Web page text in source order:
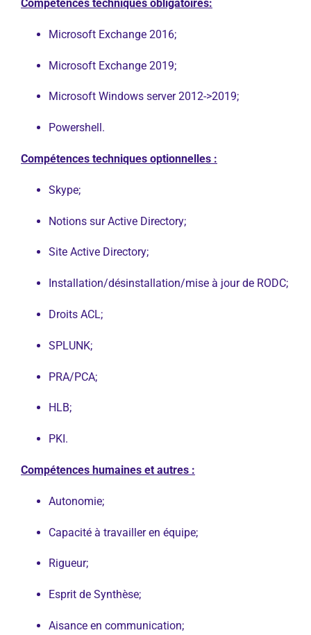
Compétences techniques obligatoires:
Microsoft Exchange 2016;
Microsoft Exchange 2019;
Microsoft Windows server 2012->2019;
Powershell.
Compétences techniques optionnelles :
Skype;
Notions sur Active Directory;
Site Active Directory;
Installation/désinstallation/mise à jour de RODC;
Droits ACL;
SPLUNK;
PRA/PCA;
HLB;
PKI.
Compétences humaines et autres :
Autonomie;
Capacité à travailler en équipe;
Rigueur;
Esprit de Synthèse;
Aisance en communication;